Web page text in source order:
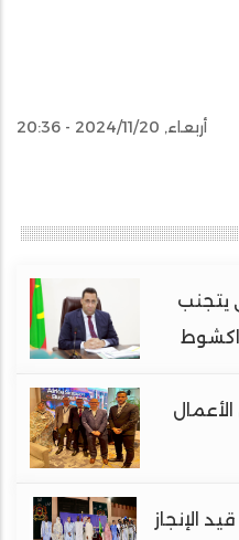
أربعاء, 2024/11/20 - 20:36
يتجنب
الإنجاز